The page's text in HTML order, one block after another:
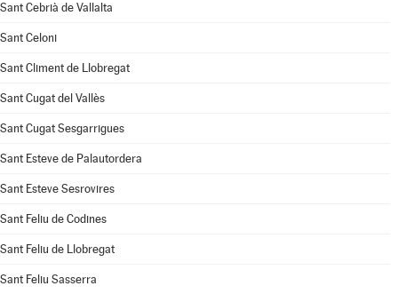
Sant Cebrià de Vallalta
Sant Celoni
Sant Climent de Llobregat
Sant Cugat del Vallès
Sant Cugat Sesgarrigues
Sant Esteve de Palautordera
Sant Esteve Sesrovires
Sant Feliu de Codines
Sant Feliu de Llobregat
Sant Feliu Sasserra